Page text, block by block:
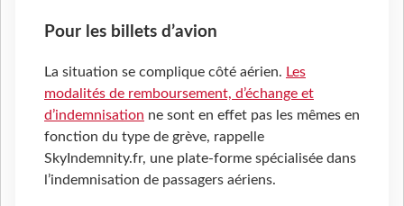
Pour les billets d’avion
La situation se complique côté aérien. Les
modalités de remboursement, d’échange et
d’indemnisation ne sont en effet pas les mêmes en
fonction du type de grève, rappelle
SkyIndemnity.fr, une plate-forme spécialisée dans
l’indemnisation de passagers aériens.